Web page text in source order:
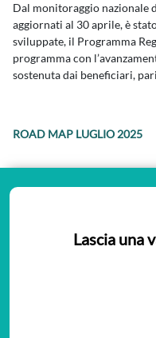
Dal monitoraggio nazionale
aggiornati al 30 aprile, è
sviluppate, il Programma
programma con
sostenuta dai beneficiari,
ROAD MAP LUGLIO 2025
Lascia una